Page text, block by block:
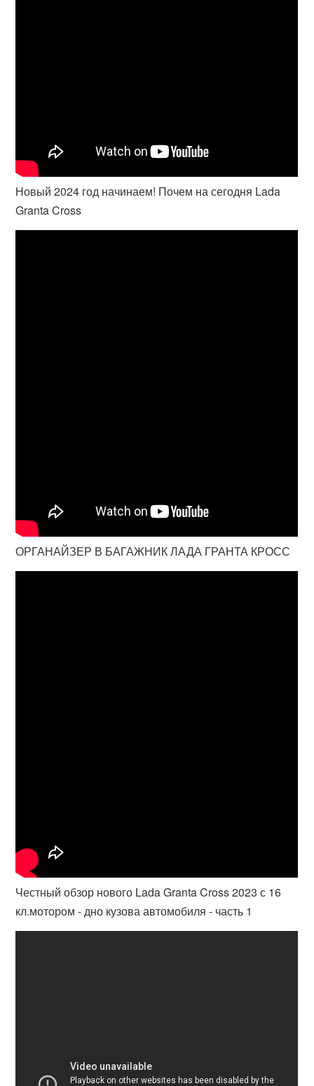
Новый 2024 год начинаем! Почем на сегодня Lada
Granta Cross
ОРГАНАЙЗЕР В БАГАЖНИК ЛАДА ГРАНТА КРОСС
Честный обзор нового Lada Granta Cross 2023 с 16
кл.мотором - дно кузова автомобиля - часть 1